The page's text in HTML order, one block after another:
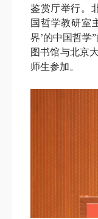
鉴赏厅举行。
国哲学教研室
界’的中国哲学
图书馆与北京
师生参加。